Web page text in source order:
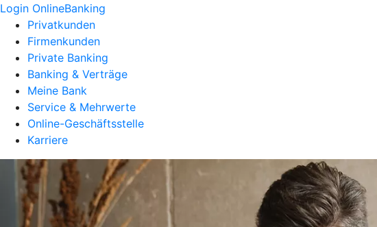
Login OnlineBanking
Privatkunden
Firmenkunden
Private Banking
Banking & Verträge
Meine Bank
Service & Mehrwerte
Online-Geschäftsstelle
Karriere